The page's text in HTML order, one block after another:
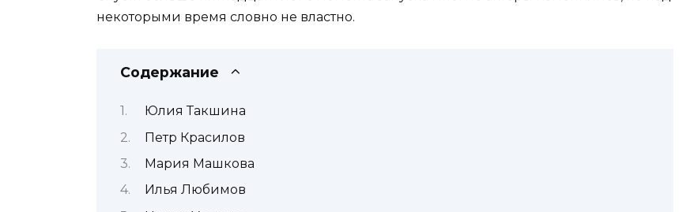
некоторыми время словно не властно.
Содержание
Юлия Такшина
Петр Красилов
Мария Машкова
Илья Любимов